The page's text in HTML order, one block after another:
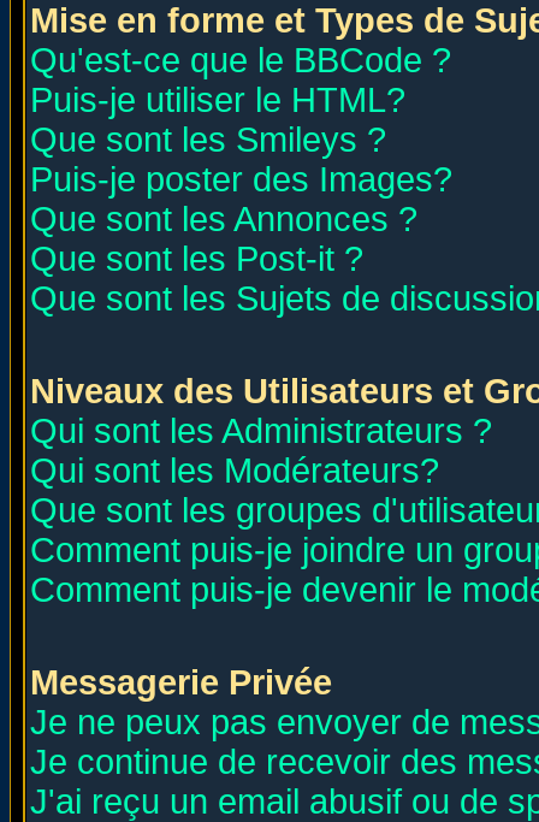
Mise en forme et Types de
Qu'est-ce que le BBCode ?
Puis-je utiliser le HTML?
Que sont les Smileys ?
Puis-je poster des Images?
Que sont les Annonces ?
Que sont les Post-it ?
Que sont les Sujets de
Niveaux des Utilisateurs et
Qui sont les Administrateurs ?
Qui sont les Modérateurs?
Que sont les groupes
Comment puis-je joindre un
Comment puis-je devenir le
Messagerie Privée
Je ne peux pas envoyer de
Je continue de recevoir des
J'ai reçu un email abusif ou de